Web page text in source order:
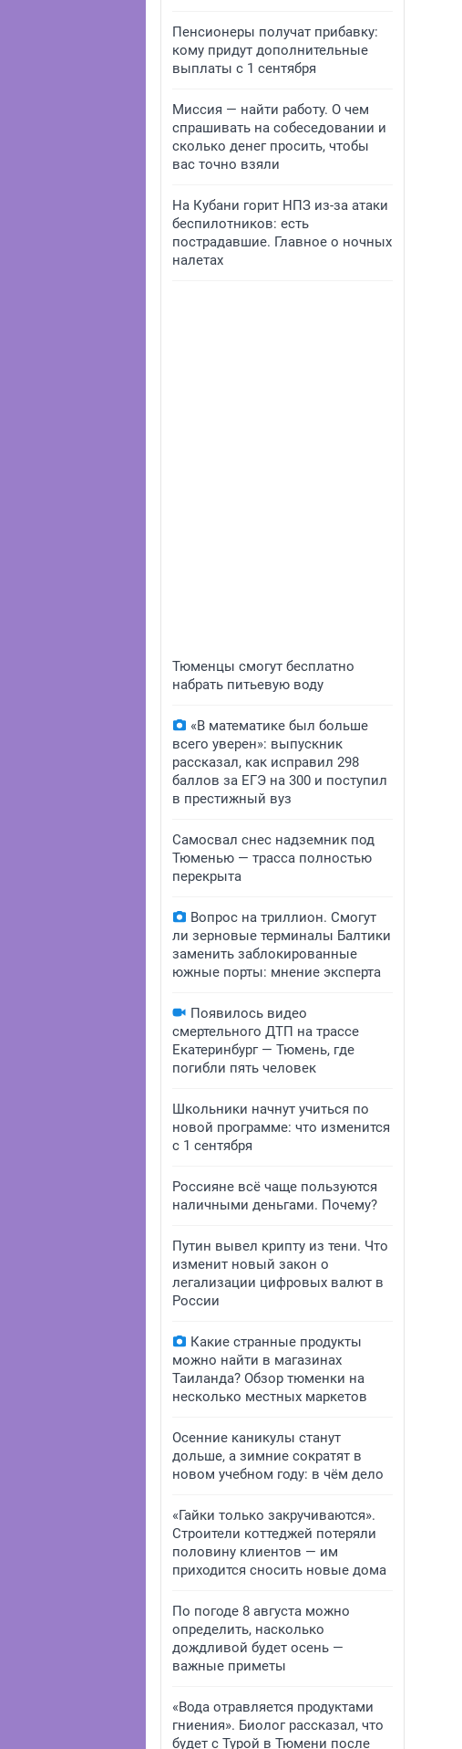
Пенсионеры получат прибавку:
кому придут дополнительные
выплаты с 1 сентября
Миссия — найти работу. О чем
спрашивать на собеседовании и
сколько денег просить, чтобы
вас точно взяли
На Кубани горит НПЗ из-за атаки
беспилотников: есть
пострадавшие. Главное о ночных
налетах
Тюменцы смогут бесплатно
набрать питьевую воду
«В математике был больше
всего уверен»: выпускник
рассказал, как исправил 298
баллов за ЕГЭ на 300 и поступил
в престижный вуз
Самосвал снес надземник под
Тюменью — трасса полностью
перекрыта
Вопрос на триллион. Смогут
ли зерновые терминалы Балтики
заменить заблокированные
южные порты: мнение эксперта
Появилось видео
смертельного ДТП на трассе
Екатеринбург — Тюмень, где
погибли пять человек
Школьники начнут учиться по
новой программе: что изменится
с 1 сентября
Россияне всё чаще пользуются
наличными деньгами. Почему?
Путин вывел крипту из тени. Что
изменит новый закон о
легализации цифровых валют в
России
Какие странные продукты
можно найти в магазинах
Таиланда? Обзор тюменки на
несколько местных маркетов
Осенние каникулы станут
дольше, а зимние сократят в
новом учебном году: в чём дело
«Гайки только закручиваются».
Строители коттеджей потеряли
половину клиентов — им
приходится сносить новые дома
По погоде 8 августа можно
определить, насколько
дождливой будет осень —
важные приметы
«Вода отравляется продуктами
гниения». Биолог рассказал, что
будет с Турой в Тюмени после